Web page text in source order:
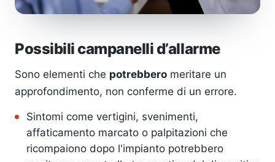
Possibili campanelli d’allarme
Sono elementi che potrebbero meritare un
approfondimento, non conferme di un errore.
Sintomi come vertigini, svenimenti,
affaticamento marcato o palpitazioni che
ricompaiono dopo l'impianto potrebbero